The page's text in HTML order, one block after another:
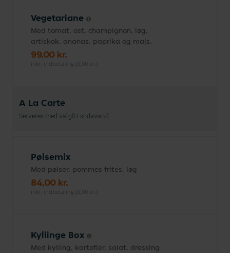
Vegetariane
Med tomat, ost, champignon, løg,
artiskok, ananas, paprika og majs.
99,00 kr.
inkl. indbetaling (0,00 kr.)
A La Carte
Serveres med valgfri sodavand
Pølsemix
Med pølser, pommes frites, løg
84,00 kr.
inkl. indbetaling (0,00 kr.)
Kyllinge Box
Med kylling, kartofler, salat, dressing